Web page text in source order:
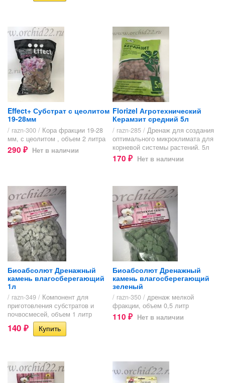
Effect+ Субстрат с цеолитом
19-28мм
/ razn-300 / Кора фракции 19-28
мм, с цеолитом , объем 2 литра
290 ₽ Нет в наличии
Florizel Агротехнический
Керамзит средний 5л
/ razn-285 / Дренаж для создания
оптимального микроклимата для
корневой системы растений. 5л
170 ₽ Нет в наличии
Биоабсолют Дренажный
камень влагосберегающий
1л
/ razn-349 / Компонент для
приготовления субстратов и
почвосмесей, объем 1 литр
140 ₽
Биоабсолют Дренажный
камень влагосберегающий
зеленый
/ razn-350 / дренаж мелкой
фракции, объем 0,5 литр
110 ₽ Нет в наличии